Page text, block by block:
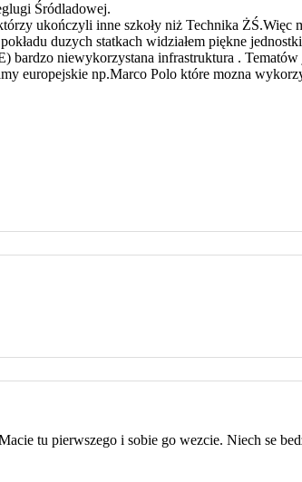
Śródladowej.
ukończyli inne szkoły niż Technika ŻŚ.Więc
duzych statkach widziałem piękne
niewykorzystana infrastruktura .
europejskie np.Marco Polo które mozna
tu pierwszego i sobie go wezcie. Niech se